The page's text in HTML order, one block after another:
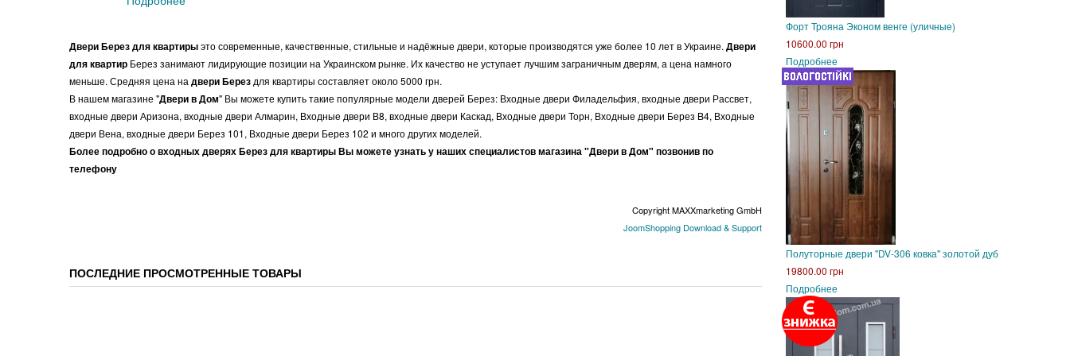
Двери Берез для квартирыэто современные, качественные, стильные и надёжные двери, которые производятся уже более 10 лет в Украине. Двери
для квартир Берез занимают лидирующие позиции на Украинском рынке. Их качество не уступает лучшим заграничным дверям, а цена намного
меньше. Средняя цена на двери Берез для квартиры составляет около 5000 грн.
В нашем магазине "Двери в Дом" Вы можете купить такие популярные модели дверей Берез: Входные двери Филадельфия, входные двери Рассвет,
входные двери Аризона, входные двери Алмарин, Входные двери В8, входные двери Каскад, Входные двери Торн, Входные двери Берез B4, Входные
двери Вена, входные двери Берез 101, Входные двери Берез 102 и много других моделей.
Более подробно о входных дверях Берез для квартиры Вы можете узнать у наших специалистов магазина "Двери в Дом" позвонив по
телефону
Copyright MAXXmarketing GmbH
JoomShopping Download & Support
ПОСЛЕДНИЕ ПРОСМОТРЕННЫЕ ТОВАРЫ
Форт Трояна Эконом венге (уличные)
10600.00 грн
Подробнее
Полуторные двери "DV-306 ковка" золотой дуб
19800.00 грн
Подробнее